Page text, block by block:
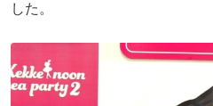
した。